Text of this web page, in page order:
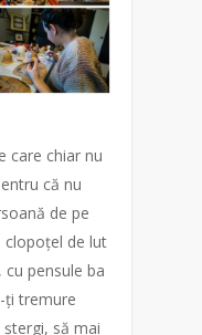
care chiar nu
că nu
de pe
clopoțel de lut
pensule ba
ți tremure
să mai